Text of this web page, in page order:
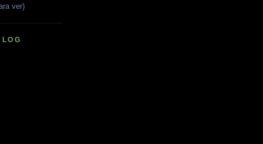
ver)